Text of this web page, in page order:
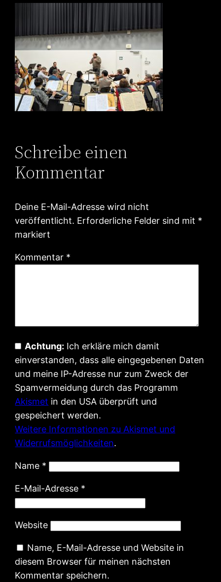
Schreibe einen
Kommentar
Deine E-Mail-Adresse wird nicht
veröffentlicht. Erforderliche Felder sind mit *
markiert
Kommentar *
Achtung: Ich erkläre mich damit
einverstanden, dass alle eingegebenen Daten
und meine IP-Adresse nur zum Zweck der
Spamvermeidung durch das Programm
Akismet in den USA überprüft und
gespeichert werden.
Weitere Informationen zu Akismet und
Widerrufsmöglichkeiten.
Name *
E-Mail-Adresse *
Website
Name, E-Mail-Adresse und Website in
diesem Browser für meinen nächsten
Kommentar speichern.